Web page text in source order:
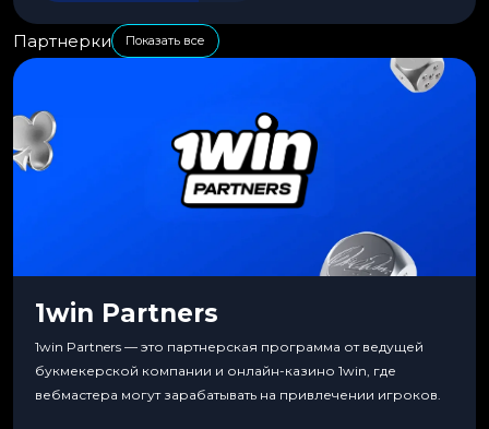
Партнерки Показать все
1win Partners
1win Partners — это партнерская программа от ведущей
букмекерской компании и онлайн-казино 1win, где
вебмастера могут зарабатывать на привлечении игроков.